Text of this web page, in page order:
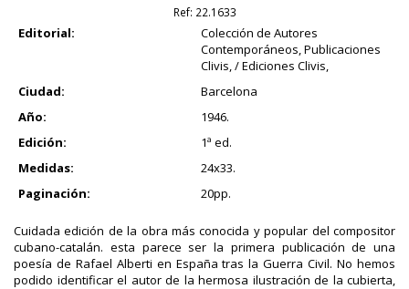
Ref: 22.1633
Editorial:
Colección de Autores
Contemporáneos, Publicaciones
Clivis, / Ediciones Clivis,
Ciudad:
Barcelona
Año:
1946.
Edición:
1ª ed.
Medidas:
24x33.
Paginación:
20pp.
Cuidada edición de la obra más conocida y popular del compositor
cubano-catalán. esta parece ser la primera publicación de una
poesía de Rafael Alberti en España tras la Guerra Civil. No hemos
podido identificar el autor de la hermosa ilustración de la cubierta,